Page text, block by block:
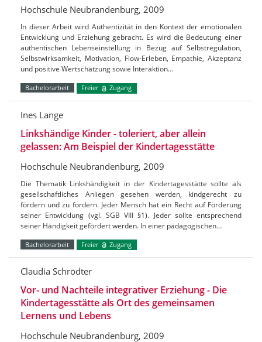
Hochschule Neubrandenburg, 2009
In dieser Arbeit wird Authentizität in den Kontext der emotionalen
Entwicklung und Erziehung gebracht. Es wird die Bedeutung einer
authentischen Lebenseinstellung in Bezug auf Selbstregulation,
Selbstwirksamkeit, Motivation, Flow-Erleben, Empathie, Akzeptanz
und positive Wertschätzung sowie Interaktion…
Bachelorarbeit Freier Zugang
Ines Lange
Linkshändige Kinder - toleriert, aber allein
gelassen: Am Beispiel der Kindertagesstätte
Hochschule Neubrandenburg, 2009
Die Thematik Linkshändigkeit in der Kindertagesstätte sollte als
gesellschaftliches Anliegen gesehen werden, kindgerecht zu
fördern und zu fordern. Jeder Mensch hat ein Recht auf Förderung
seiner Entwicklung (vgl. SGB VIII §1). Jeder sollte entsprechend
seiner Händigkeit gefördert werden. In einer pädagogischen…
Bachelorarbeit Freier Zugang
Claudia Schrödter
Vor- und Nachteile integrativer Erziehung - Die
Kindertagesstätte als Ort des gemeinsamen
Lernens und Lebens
Hochschule Neubrandenburg, 2009